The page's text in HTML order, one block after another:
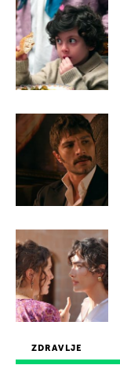
ZDRAVLJE